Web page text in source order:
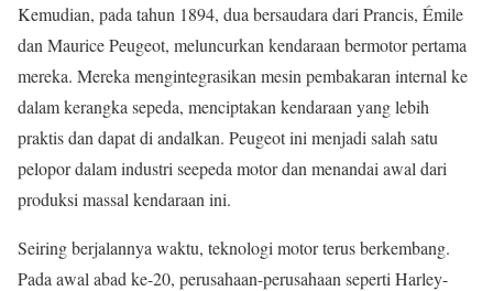
Kemudian, pada tahun 1894, dua bersaudara dari Prancis, Émile
dan Maurice Peugeot, meluncurkan kendaraan bermotor pertama
mereka. Mereka mengintegrasikan mesin pembakaran internal ke
dalam kerangka sepeda, menciptakan kendaraan yang lebih
praktis dan dapat di andalkan. Peugeot ini menjadi salah satu
pelopor dalam industri seepeda motor dan menandai awal dari
produksi massal kendaraan ini.
Seiring berjalannya waktu, teknologi motor terus berkembang.
Pada awal abad ke-20, perusahaan-perusahaan seperti Harley-